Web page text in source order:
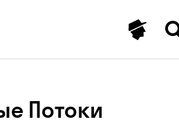
Потоки